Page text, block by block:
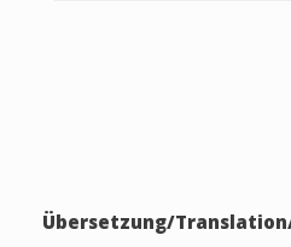
Übersetzung/